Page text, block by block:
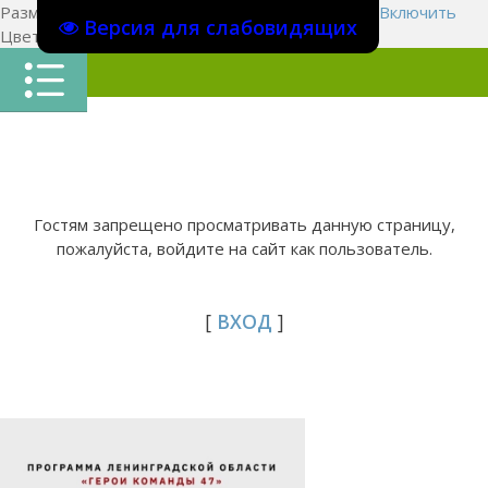
Версия для слабовидящих
Размер шрифта:
Включить
Цвет сайтаЦ Ц Ц Х
Гостям запрещено просматривать данную страницу,
пожалуйста, войдите на сайт как пользователь.
[ ВХОД ]